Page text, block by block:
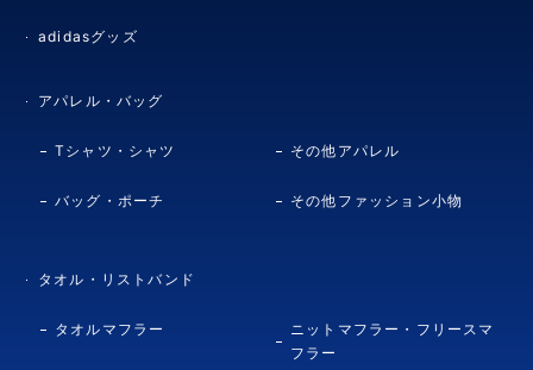
adidasグッズ
アパレル・バッグ
Tシャツ・シャツ その他アパレル
バッグ・ポーチ その他ファッション小物
タオル・リストバンド
タオルマフラー
ニットマフラー・フリースマ
フラー